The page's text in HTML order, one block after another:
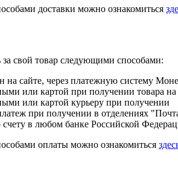
доставки можно ознакомиться
свой товар следующими способами:
на сайте, через платежную систему
или картой при получении товара
или картой курьеру при получении
при получении в отделениях
счету в любом банке Российской
оплаты можно ознакомиться